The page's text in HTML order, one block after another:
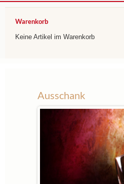
Warenkorb
Keine Artikel im Warenkorb
Ausschank